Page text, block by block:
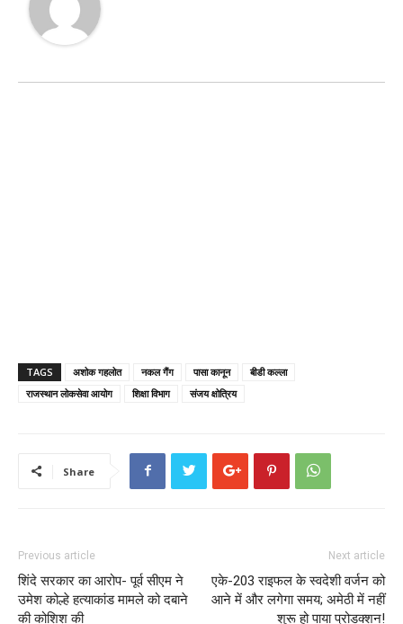
TAGS अशोक गहलोत नकल गैंग पासा कानून
बीडी कल्ला
राजस्थान लोकसेवा आयोग
शिक्षा विभाग संजय क्षोत्रिय
Share
Previous article
शिंदे सरकार का आरोप- पूर्व सीएम ने
उमेश कोल्हे हत्याकांड मामले को दबाने
की कोशिश की
Next article
एके-203 राइफल के स्वदेशी वर्जन को
आने में और लगेगा समय; अमेठी में नहीं
शुरू हो पाया प्रोडक्शन!